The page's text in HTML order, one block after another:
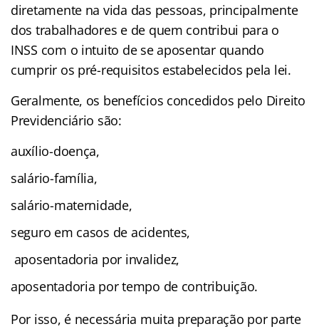
diretamente na vida das pessoas, principalmente
dos trabalhadores e de quem contribui para o
INSS com o intuito de se aposentar quando
cumprir os pré-requisitos estabelecidos pela lei.
Geralmente, os benefícios concedidos pelo Direito
Previdenciário são:
auxílio-doença,
salário-família,
salário-maternidade,
seguro em casos de acidentes,
aposentadoria por invalidez,
aposentadoria por tempo de contribuição.
Por isso, é necessária muita preparação por parte